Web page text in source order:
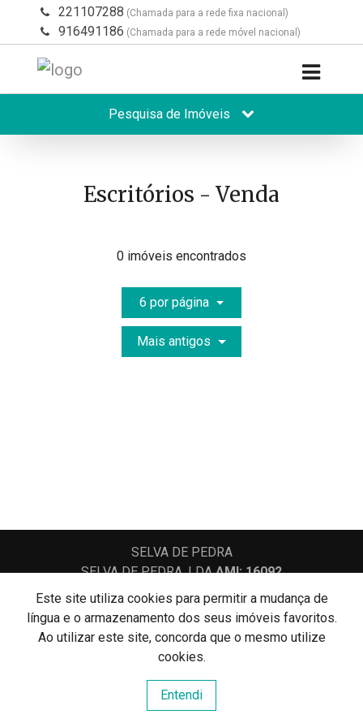
Este site utiliza cookies para permitir a mudança de
língua e o armazenamento dos seus imóveis favoritos.
Ao utilizar este site, concorda que o mesmo utilize
cookies.
Entendi
221107288 (Chamada para a rede fixa nacional)
916491186 (Chamada para a rede móvel nacional)
Pesquisa de Imóveis
Escritórios - Venda
0 imóveis encontrados
6 por página
Mais antigos
SELVA DE PEDRA
SELVA DE PEDRA, LDAAMI: 16092
Centros de Resolução de Litígios
Política de Privacidade
Livro de Reclamações
Website e CRM Imobiliário
Powered by